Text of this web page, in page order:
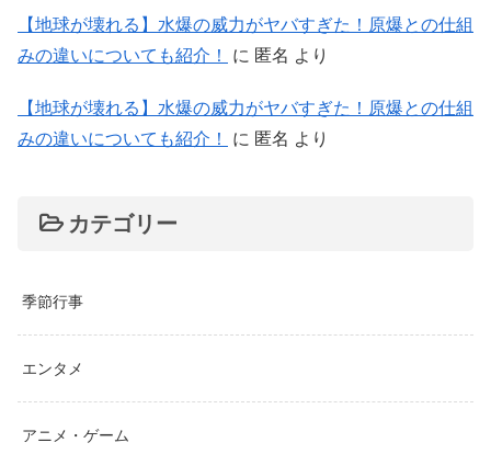
【地球が壊れる】水爆の威力がヤバすぎた！原爆との仕組
みの違いについても紹介！
に 匿名 より
【地球が壊れる】水爆の威力がヤバすぎた！原爆との仕組
みの違いについても紹介！
に 匿名 より
カテゴリー
季節行事
エンタメ
アニメ・ゲーム